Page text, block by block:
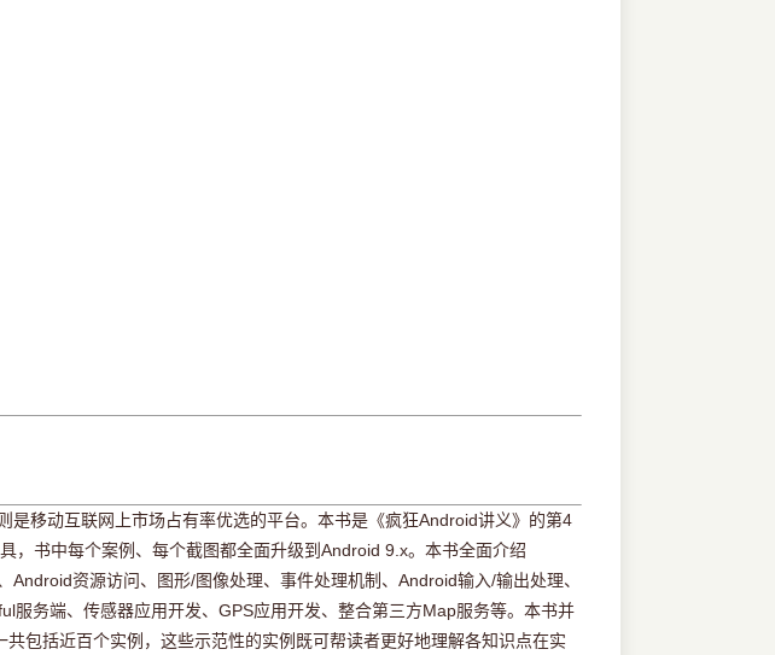
移动互联网上市场占有率优选的平台。本书是《疯狂Android讲义》的第4
，书中每个案例、每个截图都全面升级到Android 9.x。本书全面介绍
资源访问、图形/图像处理、事件处理机制、Android输入/输出处理、
务端、传感器应用开发、GPS应用开发、整合第三方Map服务等。本书并
包括近百个实例，这些示范性的实例既可帮读者更好地理解各知识点在实